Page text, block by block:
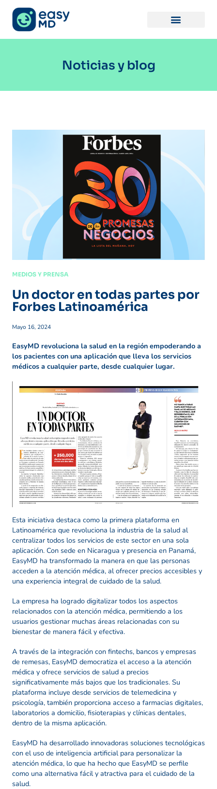
Noticias y blog
MEDIOS Y PRENSA
Un doctor en todas partes por
Forbes Latinoamérica
Mayo 16, 2024
EasyMD revoluciona la salud en la región empoderando a
los pacientes con una aplicación que lleva los servicios
médicos a cualquier parte, desde cualquier lugar.
Esta iniciativa destaca como la primera plataforma en
Latinoamérica que revoluciona la industria de la salud al
centralizar todos los servicios de este sector en una sola
aplicación. Con sede en Nicaragua y presencia en Panamá,
EasyMD ha transformado la manera en que las personas
acceden a la atención médica, al ofrecer precios accesibles y
una experiencia integral de cuidado de la salud.
La empresa ha logrado digitalizar todos los aspectos
relacionados con la atención médica, permitiendo a los
usuarios gestionar muchas áreas relacionadas con su
bienestar de manera fácil y efectiva.
A través de la integración con fintechs, bancos y empresas
de remesas, EasyMD democratiza el acceso a la atención
médica y ofrece servicios de salud a precios
significativamente más bajos que los tradicionales. Su
plataforma incluye desde servicios de telemedicina y
psicología, también proporciona acceso a farmacias digitales,
laboratorios a domicilio, fisioterapias y clínicas dentales,
dentro de la misma aplicación.
EasyMD ha desarrollado innovadoras soluciones tecnológicas
con el uso de inteligencia artificial para personalizar la
atención médica, lo que ha hecho que EasyMD se perfile
como una alternativa fácil y atractiva para el cuidado de la
salud.